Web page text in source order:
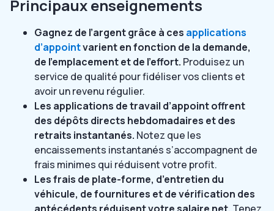
Principaux enseignements
Gagnez de l’argent grâce à ces applications
d’appointvarient en fonction de la demande,
de l’emplacement et de l’effort. Produisez un
service de qualité pour fidéliser vos clients et
avoir un revenu régulier.
Les applications de travail d’appoint offrent
des dépôts directs hebdomadaires et des
retraits instantanés. Notez que les
encaissements instantanés s’accompagnent de
frais minimes qui réduisent votre profit.
Les frais de plate-forme, d’entretien du
véhicule, de fournitures et de vérification des